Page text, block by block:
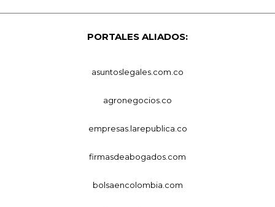
PORTALES ALIADOS:
asuntoslegales.com.co
agronegocios.co
empresas.larepublica.co
firmasdeabogados.com
bolsaencolombia.com